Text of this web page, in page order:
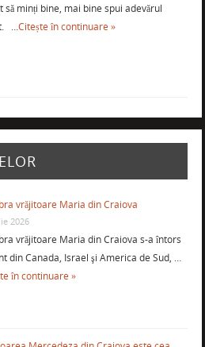
să minți bine, mai bine spui adevărul
…Citește în continuare »
vrăjitoare Maria din Craiova
2026
vrăjitoare Maria din Craiova s-a întors
din Canada, Israel şi America de Sud, …
în continuare »